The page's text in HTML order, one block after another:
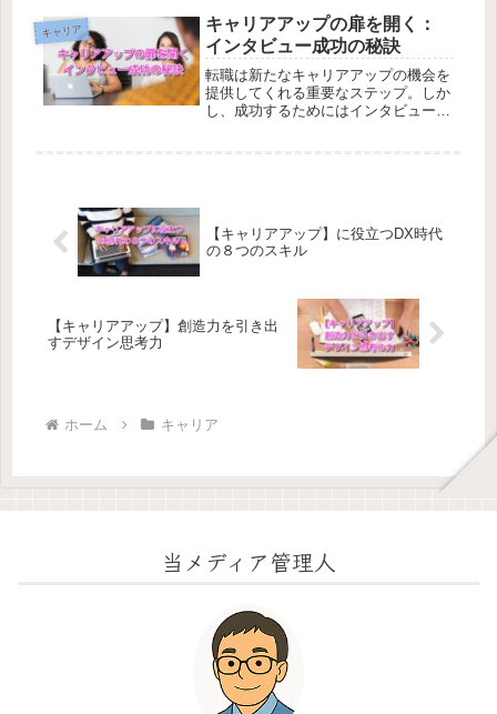
な職業に興味があるのか？をもう一度
冷静になって考えてみる」ことです。
私がオススメする初めの一歩について
お役に立つサイトをご紹介します。
キャリア
キャリアアップの扉を開く：
インタビュー成功の秘訣
転職は新たなキャリアアップの機会を
提供してくれる重要なステップ。しか
し、成功するためにはインタビューに
【キャリアアップ】に役立つDX時代
の８つのスキル
【キャリアアップ】創造力を引き出
すデザイン思考力
ホーム キャリア
当メディア管理人